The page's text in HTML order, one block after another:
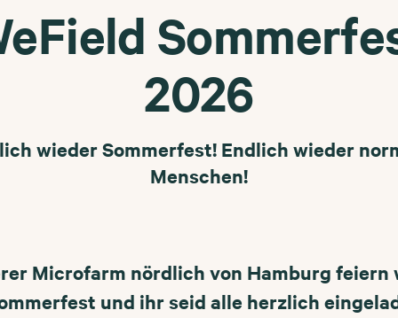
2026
wieder Sommerfest! Endlich wieder
Menschen!
Microfarm nördlich von Hamburg feiern
und ihr seid alle herzlich